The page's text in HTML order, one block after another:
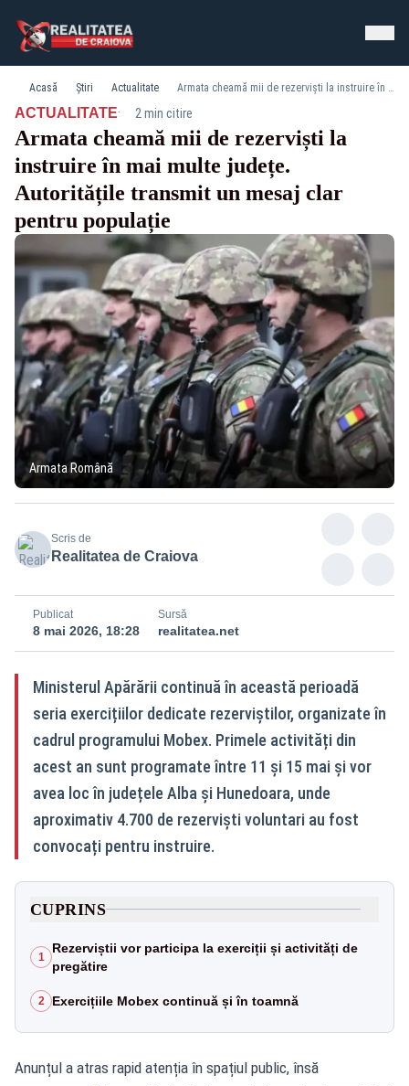
Acasă Știri Actualitate Armata cheamă mii de rezerviști la instruire în mai multe județe. Autoritățile transmit un mesaj clar pentru populație
ACTUALITATE· 2 min citire
Armata cheamă mii de rezerviști la
instruire în mai multe județe.
Autoritățile transmit un mesaj clar
pentru populație
Armata Română
Scris de
Realitatea de Craiova
Publicat
8 mai 2026, 18:28
Sursă
realitatea.net
Ministerul Apărării continuă în această perioadă
seria exercițiilor dedicate rezerviștilor, organizate în
cadrul programului Mobex. Primele activități din
acest an sunt programate între 11 și 15 mai și vor
avea loc în județele Alba și Hunedoara, unde
aproximativ 4.700 de rezerviști voluntari au fost
convocați pentru instruire.
CUPRINS
1
Rezerviștii vor participa la exerciții și activități de
pregătire
2 Exercițiile Mobex continuă și în toamnă
Anunțul a atras rapid atenția în spațiul public, însă